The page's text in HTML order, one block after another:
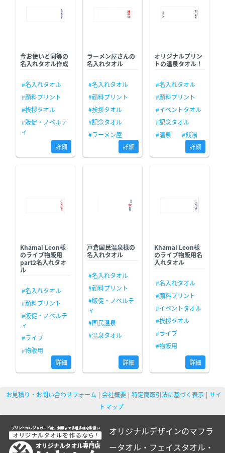
今お使いと同等の
名入れタオル作成
#名入れタオル
#顔料プリント
#挨拶タオル
#販促・ノベルテ
ィ
詳細
ラーメン屋さんの
名入れタオル
#名入れタオル
#顔料プリント
#挨拶タオル
#記念タオル
#ラーメン屋
詳細
オリジナルプリン
トの温泉タオル！
#名入れタオル
#顔料プリント
#イベントタオル
#記念タオル
#温泉
#銭湯
詳細
Khamai Leon様
のライブ物販用
part2名入れタオ
ル
#名入れタオル
#顔料プリント
#販促・ノベルテ
ィ
#ライブ
#物販用
詳細
戸倉国民温泉様の
名入れタオル
#名入れタオル
#顔料プリント
#販促・ノベルテ
ィ
#国民温泉
#温泉タオル
詳細
Khamai Leon様
のライブ物販用名
入れタオル
#名入れタオル
#顔料プリント
#イベントタオル
#挨拶タオル
#ライブ
#物販用
詳細
お見積り・お問い合わせフォーム 会社概要 特定商取引法に基づく表示
サイ
トマップ
オリジナルデザインのマフラ
ータオル・フェイスタオル・